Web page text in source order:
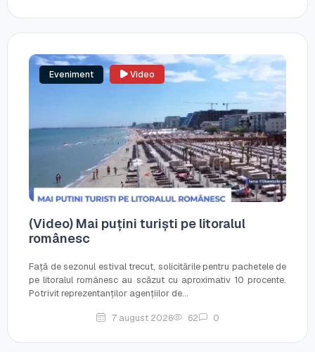
Eveniment Video
(Video) Mai puțini turiști pe litoralul
românesc
Față de sezonul estival trecut, solicitările pentru pachetele de
pe litoralul românesc au scăzut cu aproximativ 10 procente.
Potrivit reprezentanților agențiilor de...
7 august 2026 62 0